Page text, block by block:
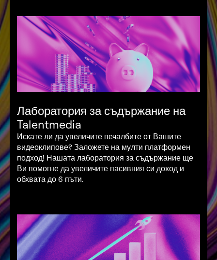
Лаборатория за съдържание на
Talentmedia
Искате ли да увеличите печалбите от Вашите
видеоклипове? Заложете на мулти платформен
подход! Нашата лаборатория за съдържание ще
Ви помогне да увеличите пасивния си доход и
обхвата до 6 пъти.